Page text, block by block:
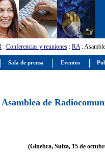
: Conferencias y reuniones : RA:
Asamblea de
(Ginebra, Suiza, 15 de
Sala de prensa Eventos